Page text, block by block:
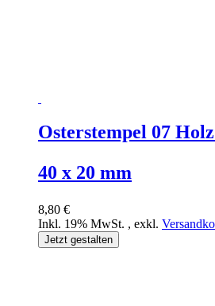
Osterstempel 07
40 x 20 mm
8,80 €
Inkl. 19% MwSt. , exkl.
Jetzt gestalten